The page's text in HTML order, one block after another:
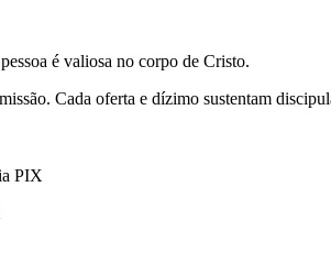
é valiosa no corpo de Cristo.
Cada oferta e dízimo sustentam